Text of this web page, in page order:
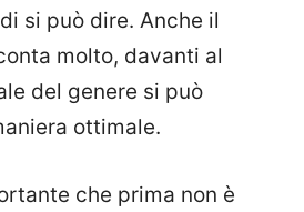
si può dire. Anche il
molto, davanti al
del genere si può
ottimale.
che prima non è